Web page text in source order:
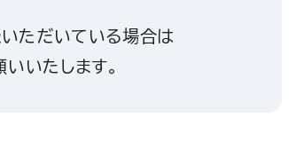
ただいている場合は
いたします。